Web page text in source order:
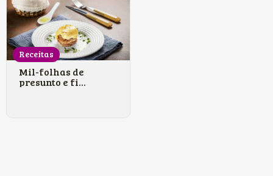
Receitas
Mil-folhas de
presunto e fi...